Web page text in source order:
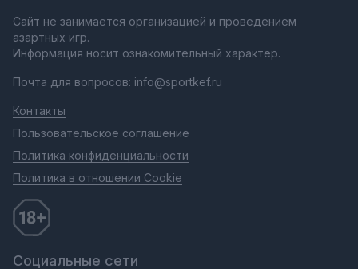
Сайт не занимается организацией и проведением
азартных игр.
Информация носит ознакомительный характер.
Почта для вопросов: info@sportkef.ru
Контакты
Пользовательское соглашение
Политика конфиденциальности
Политика в отношении Cookie
Социальные сети